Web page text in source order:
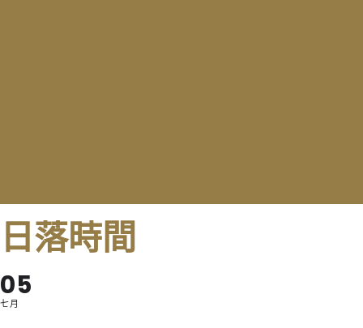
日落時間
05
七月